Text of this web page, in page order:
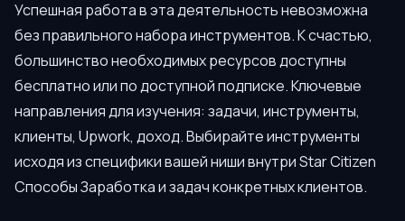
Успешная работа в эта деятельность невозможна
без правильного набора инструментов. К счастью,
большинство необходимых ресурсов доступны
бесплатно или по доступной подписке. Ключевые
направления для изучения: задачи, инструменты,
клиенты, Upwork, доход. Выбирайте инструменты
исходя из специфики вашей ниши внутри Star Citizen
Способы Заработка и задач конкретных клиентов.